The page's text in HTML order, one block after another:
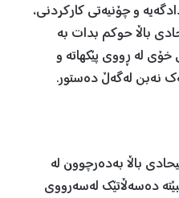
و چۆنیەتی كاركردنی،
باڵا حوكم بدات بە
لە ڕووی پێكهاتە و
نەبن لەگەڵ دەستور.
باڵا بەدەرچوون لە
دەسەڵاتێك لەسەرووی